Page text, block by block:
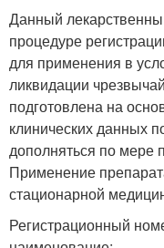
Данный
процедуре
для применения в
ликвидации
подготовлена на
клинических данных
дополняться по мере
Применение
стационарной
Регистрационный